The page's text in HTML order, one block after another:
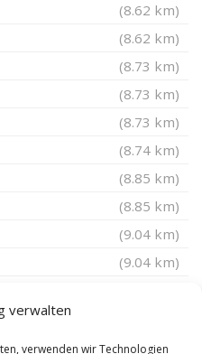
verwalten
verwenden wir Technologien
(8.62 km)
(8.62 km)
(8.73 km)
(8.73 km)
(8.73 km)
(8.74 km)
(8.85 km)
(8.85 km)
(9.04 km)
(9.04 km)
(9.17 km)